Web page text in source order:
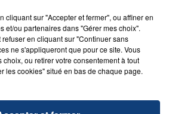
À LENS : UNE FEMME ET
LA VIE ET LA...
par le feu après avoir
et leur bébé de trois mois
cliquant sur "Accepter et fermer", ou affiner en
et/ou partenaires dans "Gérer mes choix".
en cliquant sur "Continuer sans
ne s'appliqueront que pour ce site. Vous
choix, ou retirer votre consentement à tout
les cookies" situé en bas de chaque page.